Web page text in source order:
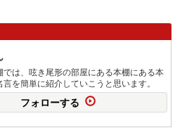
では、呟き尾形の部屋にある本棚にある本
を簡単に紹介していこうと思います。
フォローする